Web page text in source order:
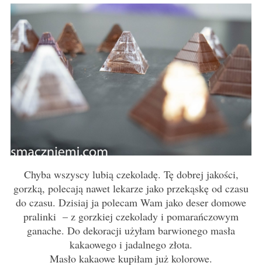
Chyba wszyscy lubią czekoladę. Tę dobrej jakości,
gorzką, polecają nawet lekarze jako przekąskę od czasu
do czasu. Dzisiaj ja polecam Wam jako deser domowe
pralinki – z gorzkiej czekolady i pomarańczowym
ganache. Do dekoracji użyłam barwionego masła
kakaowego i jadalnego złota.
Masło kakaowe kupiłam już kolorowe.